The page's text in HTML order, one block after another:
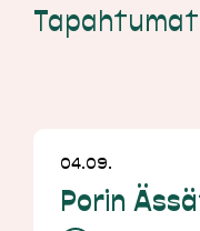
Tapahtumat
04.09.
Porin